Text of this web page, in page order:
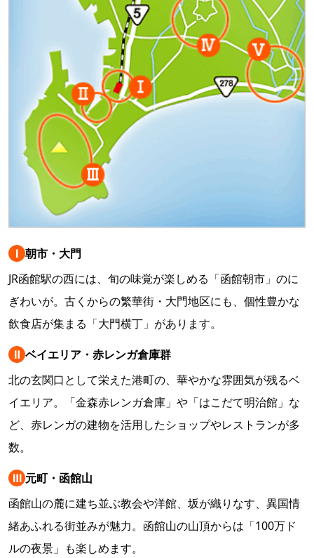
Ⅰ 朝市・大門
JR函館駅の西には、旬の味覚が楽しめる「函館朝市」のに
ぎわいが。古くからの繁華街・大門地区にも、個性豊かな
飲食店が集まる「大門横丁」があります。
Ⅱ ベイエリア・赤レンガ倉庫群
北の玄関口として栄えた港町の、華やかな雰囲気が残るベ
イエリア。「金森赤レンガ倉庫」や「はこだて明治館」な
ど、赤レンガの建物を活用したショップやレストランが多
数。
Ⅲ 元町・函館山
函館山の麓に建ち並ぶ教会や洋館、坂が織りなす、異国情
緒あふれる街並みが魅力。函館山の山頂からは「100万ド
ルの夜景」も楽しめます。